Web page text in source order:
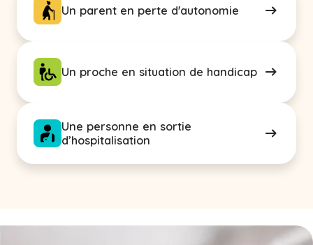
Un parent en perte d'autonomie
Un proche en situation de handicap
Une personne en sortie
d’hospitalisation